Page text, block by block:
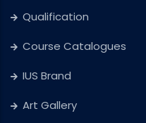
Qualification
Course Catalogues
IUS Brand
Art Gallery